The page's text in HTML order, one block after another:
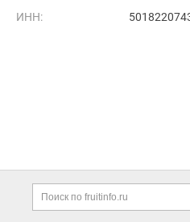
ИНН:
Дополнительная